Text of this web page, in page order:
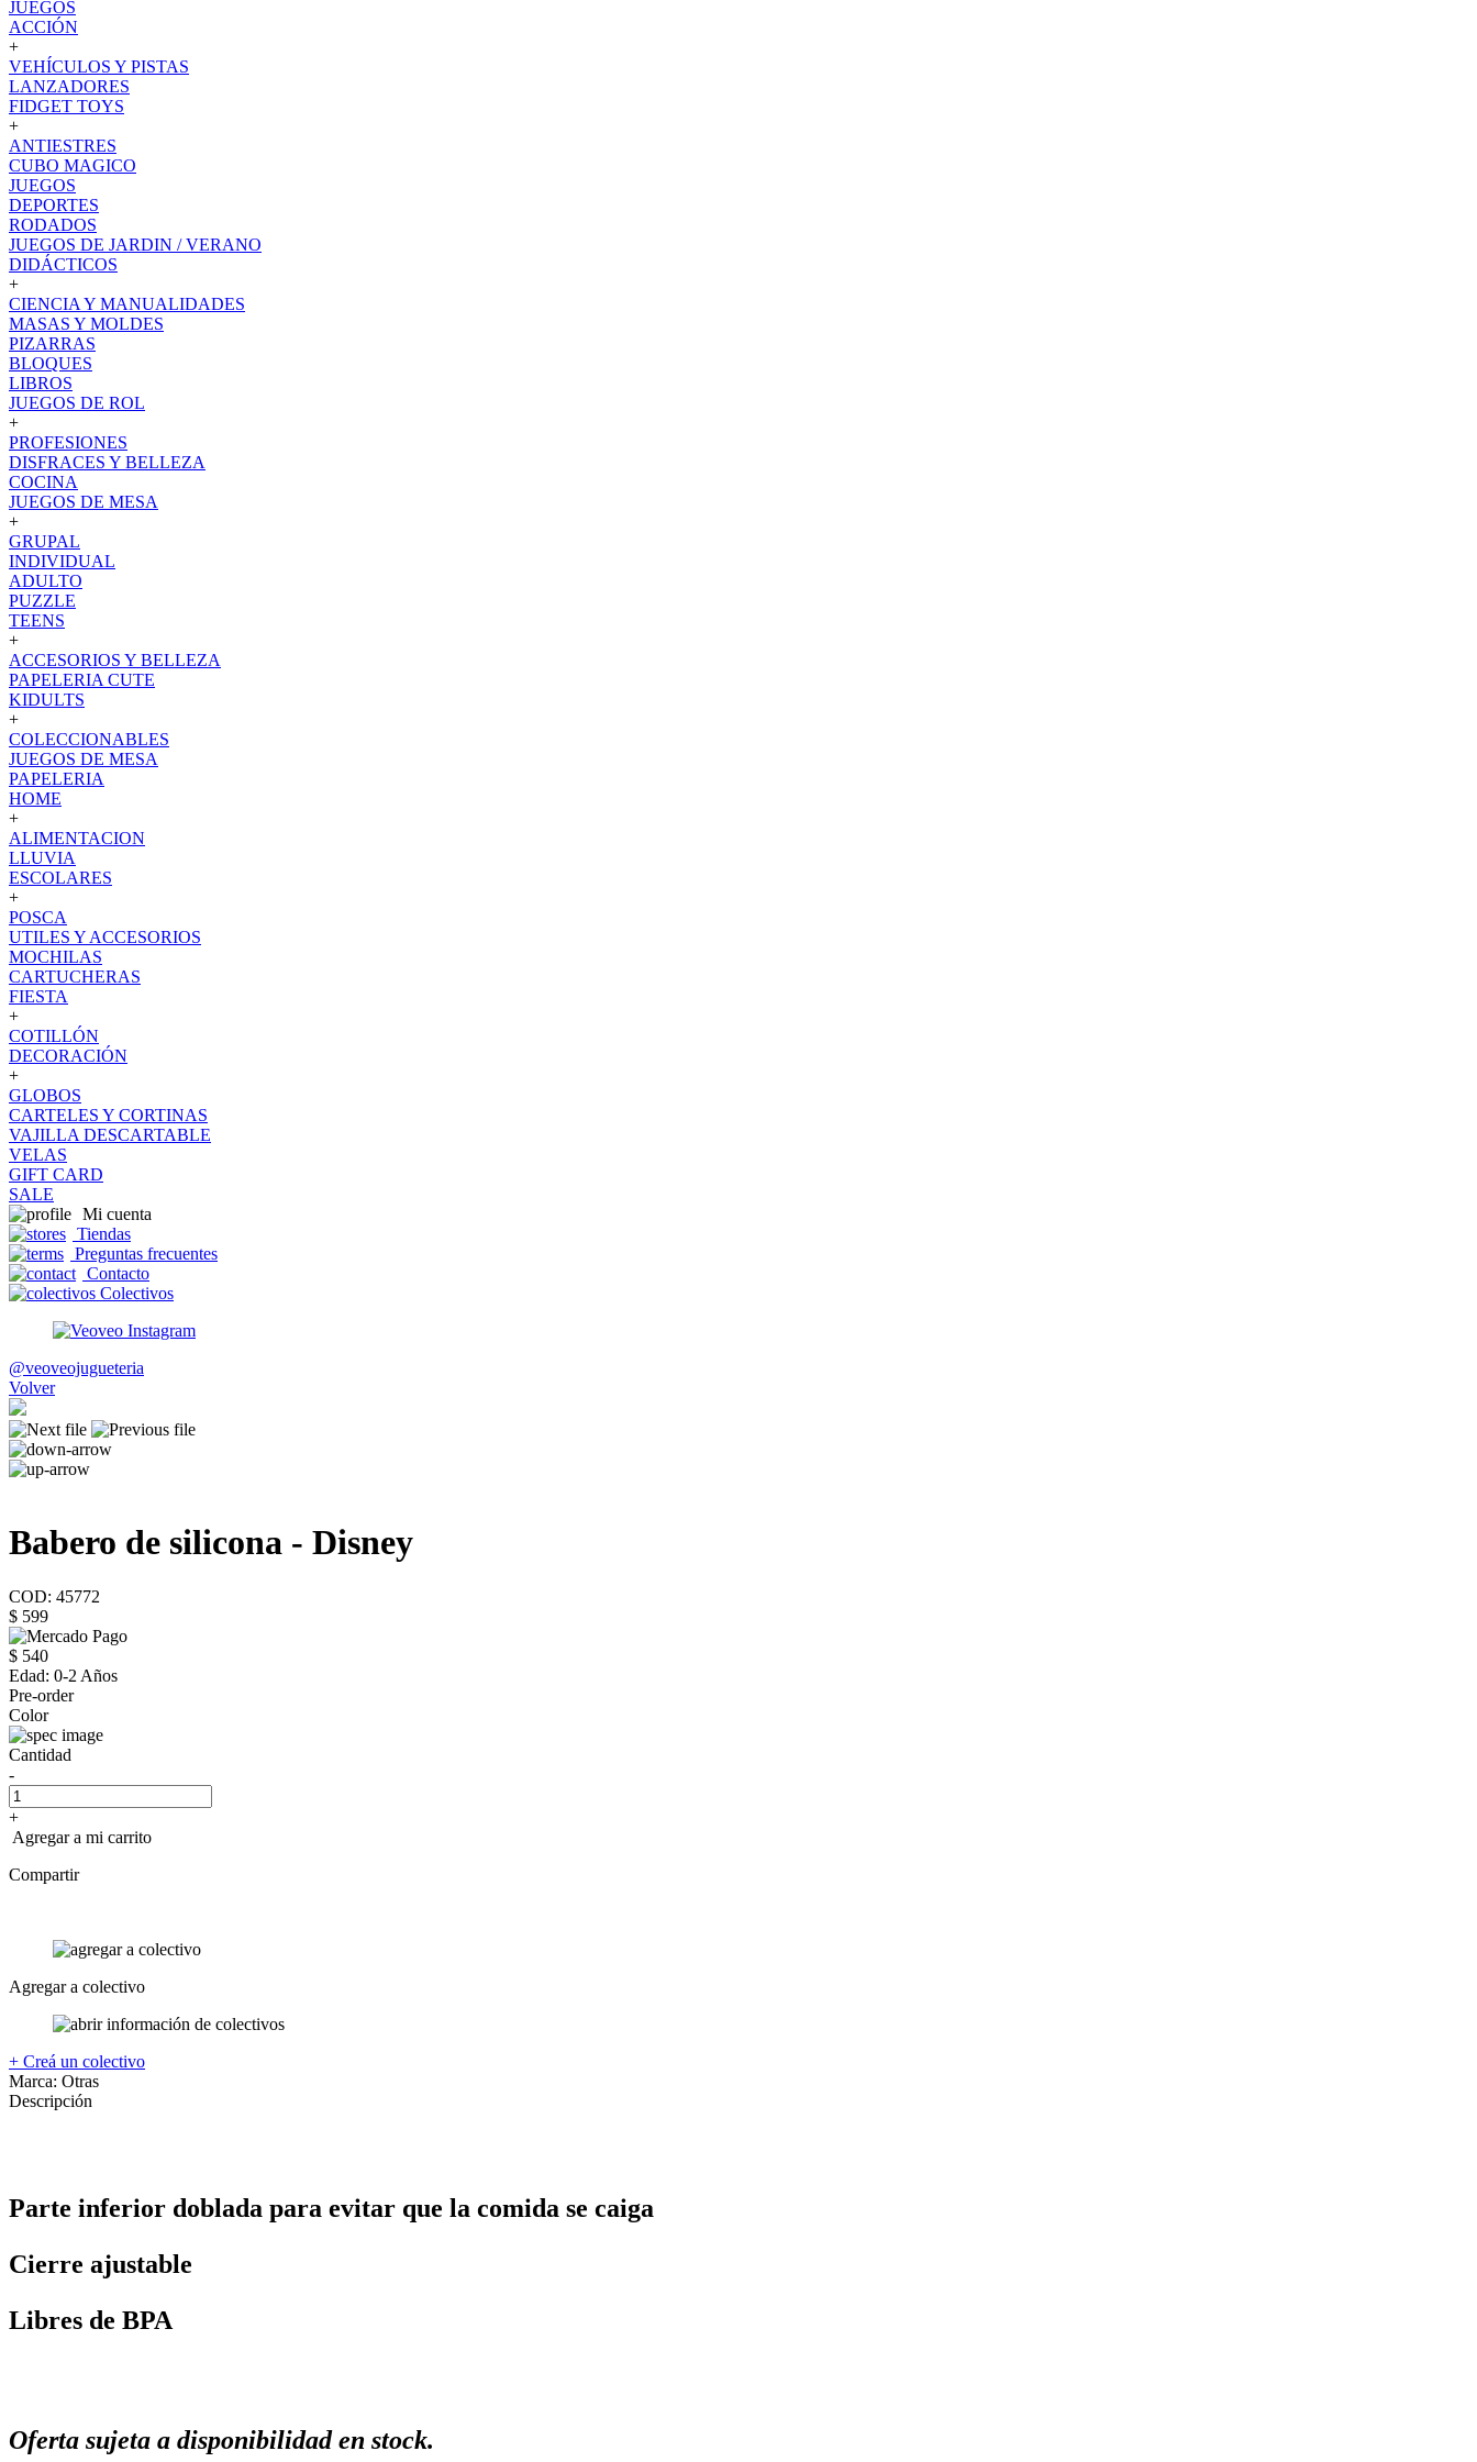
JUEGOS
ACCIÓN
+
VEHÍCULOS Y PISTAS
LANZADORES
FIDGET TOYS
+
ANTIESTRES
CUBO MAGICO
JUEGOS
DEPORTES
RODADOS
JUEGOS DE JARDIN / VERANO
DIDÁCTICOS
+
CIENCIA Y MANUALIDADES
MASAS Y MOLDES
PIZARRAS
BLOQUES
LIBROS
JUEGOS DE ROL
+
PROFESIONES
DISFRACES Y BELLEZA
COCINA
JUEGOS DE MESA
+
GRUPAL
INDIVIDUAL
ADULTO
PUZZLE
TEENS
+
ACCESORIOS Y BELLEZA
PAPELERIA CUTE
KIDULTS
+
COLECCIONABLES
JUEGOS DE MESA
PAPELERIA
HOME
+
ALIMENTACION
LLUVIA
ESCOLARES
+
POSCA
UTILES Y ACCESORIOS
MOCHILAS
CARTUCHERAS
FIESTA
+
COTILLÓN
DECORACIÓN
+
GLOBOS
CARTELES Y CORTINAS
VAJILLA DESCARTABLE
VELAS
GIFT CARD
SALE
Mi cuenta
Tiendas
Preguntas frecuentes
Contacto
Colectivos
@veoveojugueteria
Volver
Babero de silicona - Disney
COD: 45772
$ 599
$ 540
Edad: 0-2 Años
Pre-order
Color
Cantidad
-
+
Agregar a mi carrito
Compartir
Agregar a colectivo
+ Creá un colectivo
Marca: Otras
Descripción
Parte inferior doblada para evitar que la comida se caiga
Cierre ajustable
Libres de BPA
Oferta sujeta a disponibilidad en stock.